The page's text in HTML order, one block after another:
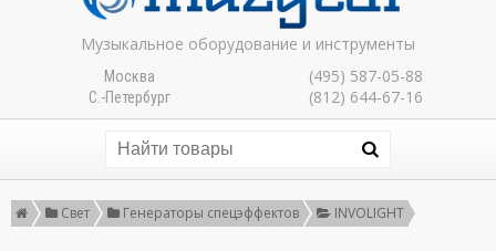
Музыкальное оборудование и инструменты
Москва (495) 587-05-88
С.-Петербург (812) 644-67-16
Свет Генераторы спецэффектов INVOLIGHT